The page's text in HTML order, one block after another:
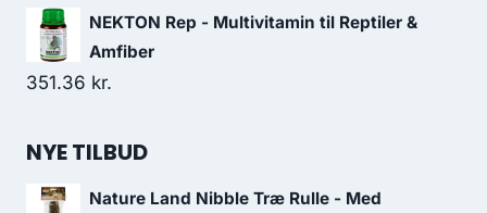
135.00 kr.. 116.25 kr..
NEKTON Rep - Multivitamin til Reptiler &
Amfiber
351.36 kr.
NYE TILBUD
Nature Land Nibble Træ Rulle - Med